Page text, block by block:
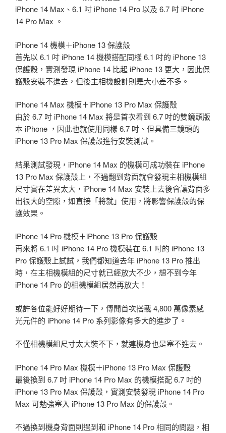
iPhone 14 Max、6.1 吋 iPhone 14 Pro 以及 6.7 吋 iPhone
14 Pro Max 。
iPhone 14 機模＋iPhone 13 保護殼
首先以 6.1 吋 iPhone 14 機模搭配同樣 6.1 吋的 iPhone 13
保護殼，實測發現 iPhone 14 比起 iPhone 13 更大，因此保
護殼安裝不進去，但後主相機設計則是大小差不多。
iPhone 14 Max 機模＋iPhone 13 Pro Max 保護殼
由於 6.7 吋 iPhone 14 Max 將是首次看到 6.7 吋的雙鏡頭版
本 iPhone ，因此也就使用同樣 6.7 吋、但具備三鏡頭的
iPhone 13 Pro Max 保護殼進行安裝測試。
結果測試發現，iPhone 14 Max 的機模可成功裝在 iPhone
13 Pro Max 保護殼上，不過翻到背面就會發現主相機模組
尺寸實在差異太大，iPhone 14 Max 安裝上去後會讓背面多
出很大的空隙，如直接「將就」使用，將影響保護殼的保
護效果。
iPhone 14 Pro 機模＋iPhone 13 Pro 保護殼
再來將 6.1 吋 iPhone 14 Pro 機模裝在 6.1 吋的 iPhone 13
Pro 保護殼上試試，我們都知道去年 iPhone 13 Pro 推出
時，在主相機模組的尺寸就已經放大不少，想不到今年
iPhone 14 Pro 的相機模組居然再放大！
或許各位能好好期待一下，傳聞首次搭載 4,800 萬像素感
光元件的 iPhone 14 Pro 系列影像有多大的進步了。
不僅相機模組尺寸太大裝不下，就連機身也是塞不進去。
iPhone 14 Pro Max 機模＋iPhone 13 Pro Max 保護殼
最後換到 6.7 吋 iPhone 14 Pro Max 的機模搭配 6.7 吋的
iPhone 13 Pro Max 保護殼，實測安裝發現 iPhone 14 Pro
Max 可勉強塞入 iPhone 13 Pro Max 的保護殼。
不過換到機身背面則遇到和 iPhone 14 Pro 相同的問題，相